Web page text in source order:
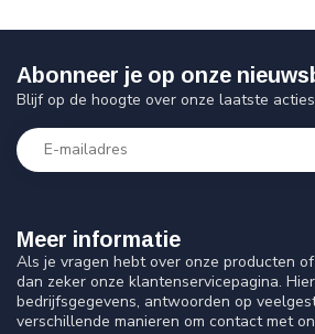
Meer informatie
Als je vragen hebt over onze producten
dan zeker onze klantenservicepagina.
bedrijfsgegevens, antwoorden op
verschillende manieren om contact met
Abonneer je op onze
Blijf op de hoogte over onze laatste acties